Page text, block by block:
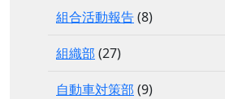
組合活動報告(8)
組織部 (27)
自動車対策部 (9)